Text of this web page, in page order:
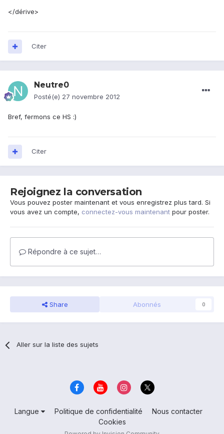
</dérive>
Citer
Neutre0
Posté(e) 27 novembre 2012
Bref, fermons ce HS :)
Citer
Rejoignez la conversation
Vous pouvez poster maintenant et vous enregistrez plus tard. Si
vous avez un compte, connectez-vous maintenant pour poster.
Répondre à ce sujet…
Share Abonnés 0
Aller sur la liste des sujets
Langue Politique de confidentialité
Nous contacter
Cookies